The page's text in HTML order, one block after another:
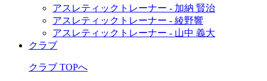
アスレティックトレーナー - 加納 賢治
アスレティックトレーナー - 綾野響
アスレティックトレーナー - 山中 義大
クラブ
クラブ TOPへ